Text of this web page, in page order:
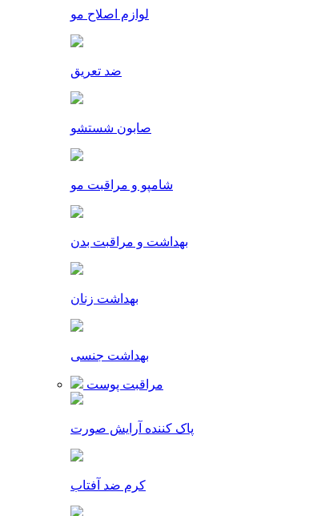
لوازم اصلاح مو
ضد تعریق
صابون شستشو
شامپو و مراقبت مو
بهداشت و مراقبت بدن
بهداشت زنان
بهداشت جنسی
مراقبت پوست
پاک کننده آرایش صورت
کرم ضد آفتاب